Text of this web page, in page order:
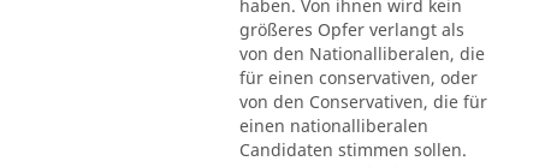
haben. Von ihnen wird kein
größeres Opfer verlangt als
von den Nationalliberalen, die
für einen conservativen, oder
von den Conservativen, die für
einen nationalliberalen
Candidaten stimmen sollen.